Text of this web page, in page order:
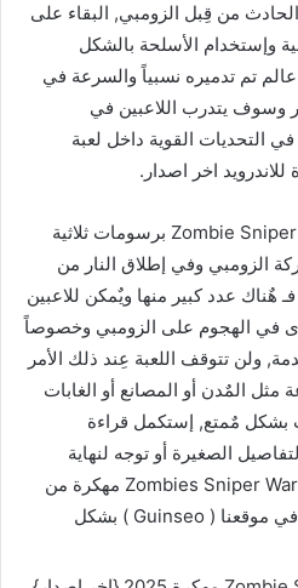
من قِبل الزومبي, البقاء على
وإستخدام الأسلحة بالشكل
تم تدميره نسبياً والسرعة في
وسوف يتدرب اللاعبين في
التحديات القوية داخل لعبة
تتميز لعبة Zombie Sniper War 3 FPS Game برسومات ثلاثية
الزومبي وفي إطلاق النار من
هٌناك عدد كبير منها ويٌمكن للاعبين
في الهجوم على الزومبي وخصوصاً
ولن تتوقف اللعبة عِند ذلك الأمر
المٌدن أو المصانع أو الغابات
بشكل مٌمتع, إستكمل قراءة
الصغيرة أو توجه لنهاية
الموضوع وقم بـ تحميل لعبة Zombies Sniper War 3 مهكرة من
الروابط المباشرة التي نوفرها في موقعنا ( Guinseo ) بشكل